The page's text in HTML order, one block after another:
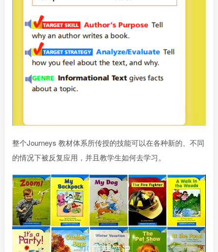
整个Journeys 教材体系所传授的技能可以在各种新的、不同
的情况下被反复应用，并且教学生如何去学习。